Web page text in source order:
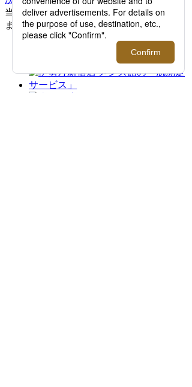
当日の流れ4.おすすめのコスメをご紹介し
ます